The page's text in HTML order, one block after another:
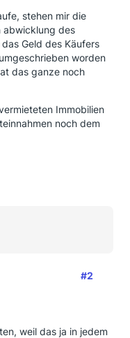
stehen mir die
abwicklung des
Geld des Käufers
worden
das ganze noch
Immobilien
noch dem
#2
weil das ja in jedem